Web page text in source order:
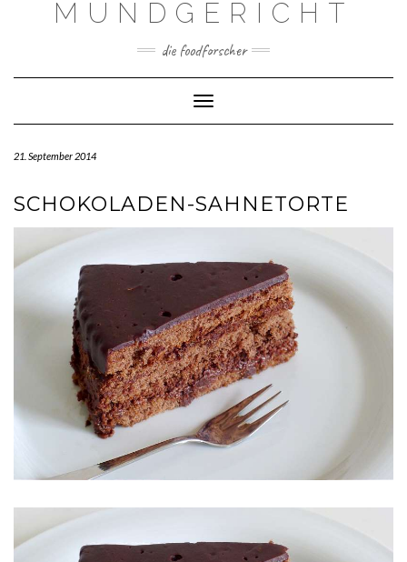
MUNDGERICHT
die foodforscher
Toggle Navigation
21. September 2014
SCHOKOLADEN-SAHNETORTE